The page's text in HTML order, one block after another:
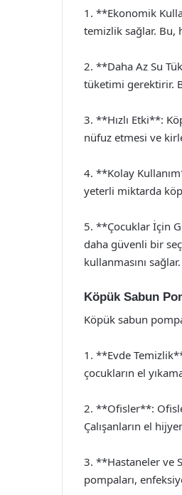
1. **Ekonomik
temizlik sağlar. Bu,
2. **Daha Az Su
tüketimi gerektirir.
3. **Hızlı Etki**:
nüfuz etmesi ve
4. **Kolay
yeterli miktarda
5. **Çocuklar İçin
daha güvenli bir
kullanmasını sağlar.
Köpük Sabun
Köpük sabun
1. **Evde
çocukların el
2. **Ofisler**:
Çalışanların el
3. **Hastaneler ve
pompaları,